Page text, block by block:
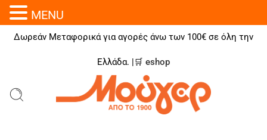
Δωρεάν Μεταφορικά για αγορές άνω των 100€ σε όλη την
Ελλάδα. |🛒 eshop
MENU